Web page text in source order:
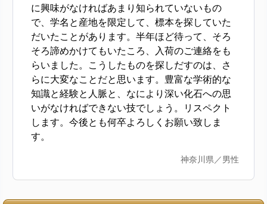
に興味がなければあまり知られていないもの
で、学名と産地を限定して、標本を探していた
だいたことがあります。半年ほど待って、そろ
そろ諦めかけてもいたころ、入荷のご連絡をも
らいました。こうしたものを探しだすのは、さ
らに大変なことだと思います。豊富な学術的な
知識と経験と人脈と、なにより深い化石への思
いがなければできない技でしょう。リスペクト
します。今後とも何卒よろしくお願い致しま
す。
神奈川県／男性